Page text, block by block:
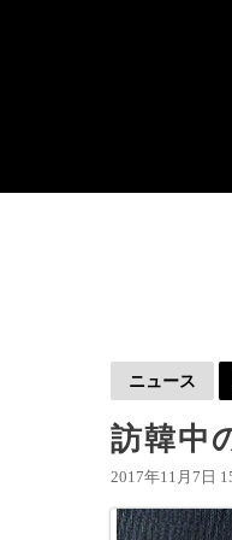
ニュース
訪韓中
2017年11月7日